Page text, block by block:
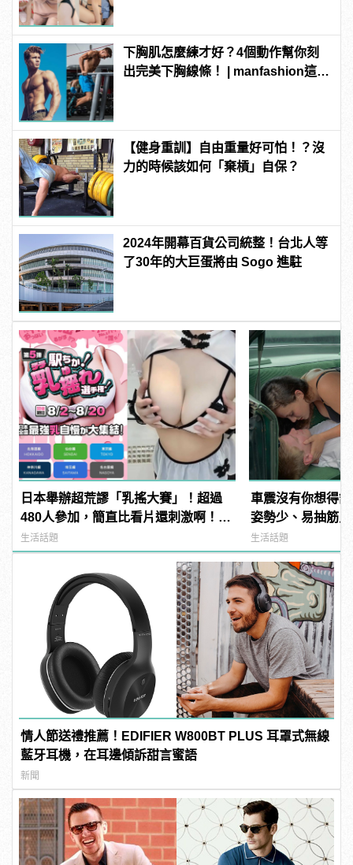
下胸肌怎麼練才好？4個動作幫你刻
出完美下胸線條！ | manfashion這樣
【健身重訓】自由重量好可怕！？沒
力的時候該如何「棄槓」自保？
2024年開幕百貨公司統整！台北人等
了30年的大巨蛋將由 Sogo 進駐
日本舉辦超荒謬「乳搖大賽」！超過
480人參加，簡直比看片還刺激啊！ |
manfashion這樣變型男
生活話題
車震沒有你想得
姿勢少、易抽筋
生活話題
情人節送禮推薦！EDIFIER W800BT PLUS 耳罩式無線
藍牙耳機，在耳邊傾訴甜言蜜語
新聞